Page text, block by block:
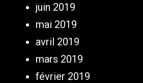
juin 2019
mai 2019
avril 2019
mars 2019
février 2019